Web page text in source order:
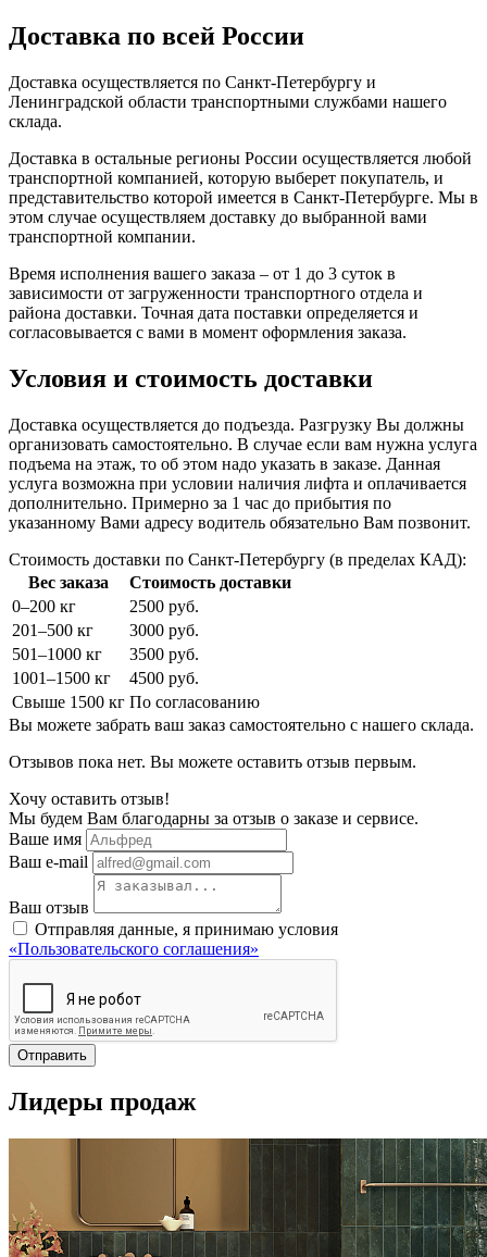
Доставка по всей России
Доставка осуществляется по Санкт-Петербургу и
Ленинградской области транспортными службами нашего
склада.
Доставка в остальные регионы России осуществляется любой
транспортной компанией, которую выберет покупатель, и
представительство которой имеется в Санкт-Петербурге. Мы в
этом случае осуществляем доставку до выбранной вами
транспортной компании.
Время исполнения вашего заказа – от 1 до 3 суток в
зависимости от загруженности транспортного отдела и
района доставки. Точная дата поставки определяется и
согласовывается с вами в момент оформления заказа.
Условия и стоимость доставки
Доставка осуществляется до подъезда. Разгрузку Вы должны
организовать самостоятельно. В случае если вам нужна услуга
подъема на этаж, то об этом надо указать в заказе. Данная
услуга возможна при условии наличия лифта и оплачивается
дополнительно. Примерно за 1 час до прибытия по
указанному Вами адресу водитель обязательно Вам позвонит.
Стоимость доставки по Санкт-Петербургу (в пределах КАД):
Вес заказа
Стоимость доставки
0–200 кг
2500 руб.
201–500 кг
3000 руб.
501–1000 кг
3500 руб.
1001–1500 кг
4500 руб.
Свыше 1500 кг По согласованию
Вы можете забрать ваш заказ самостоятельно с нашего склада.
Отзывов пока нет. Вы можете оставить отзыв первым.
Хочу оставить отзыв!
Мы будем Вам благодарны за отзыв о заказе и сервисе.
Ваше имя
Ваш e-mail
Ваш отзыв
Отправляя данные, я принимаю условия
«Пользовательского соглашения»
Отправить
Лидеры продаж